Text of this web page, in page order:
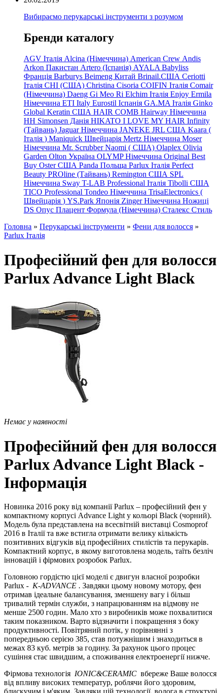
Вибираємо перукарські інструменти з розумом
Бренди каталогу
AGV Італія Alcina (Німеччина) American Crew Andis
Arkon Пакистан Artero (Іспанія) AYALA Babyliss
Франція Barburys Beimeng Китай Brinail.США Ceriotti
Італія CHI (США) Christina Cisoria COIFIN Італія Comair
(Німеччина) Daeng Gi Meo Ri Elchim Італія Enjoy Ermila
Німеччина ETI Italy Eurostil Іспанія GA.MA Італія Ginko
Global Keratin США HAIR COMB Hairway Німеччина
HH Simonsen Данія HIKATO I LOVE MY HAIR Infinity
(Тайвань) Jaguar Німеччина JANEKE JRL США Kaara (
Італія ) Maniquick Швейцарія Mertz Німеччина Moser
Німеччина Mr. Scrubber Naomi ( США) Olaplex Olivia
Garden Olton Україна OLYMP Німеччина Original Best
Buy Oster США Panda Польща Parlux Італія Perfect
Beauty PROline (Тайвань) Remington США SPL
Німеччина Sway T-LAB Professional Італія Tibolli США
TICO Professional Tondeo Німеччина TrisaElectronics (
Швейцарія ) YS.Park Японія Zinger Німеччина Ножиці
DS Опус Плацент Формула (Німеччина) Сталекс Стиль
Головна » Перукарські інструменти » Фени для волосся »
Parlux Італія
Професійний фен для волосся
Parlux Advance Light Black
Немає у наявності
Професійний фен для волосся
Parlux Advance Light Black -
Інформація
Новинка 2016 року від компанії Parlux – професійний фен у
компактному корпусі Advance Light у кольорі Black (чорний).
Модель була представлена ​​на всесвітній виставці Cosmoprof
2016 в Італії та вже встигла отримати велику кількість
позитивних відгуків від професійних стилістів та перукарів.
Компактний корпус, в якому виготовлена ​​модель, таїть безліч
інновацій і фірмових розробок Parlux.
Головною гордістю цієї моделі є двигун власної розробки
Parlux - K-ADVANCE . Завдяки цьому новому мотору, фен
отримав ідеальне балансування, зменшену вагу і більш
тривалий термін служби, з напрацюванням на відмову не
менше 2500 годин. Мало хто з виробників може похвалитися
таким показником. Варто відзначити і покращення з боку
продуктивності. Повітряний потік, у порівнянні з
попередньою серією 385, став потужнішим і знаходиться в
межах 83 куб. метрів за годину. За рахунок цього процес
сушіння стає швидшим, а споживання електроенергії нижче.
Фірмова технологія IONIC&CERAMIC вбереже Ваше волосся
від впливу високих температур, роблячи його здоровим,
блискучим і м'яким. Завдяки цій технології, волога в структурі